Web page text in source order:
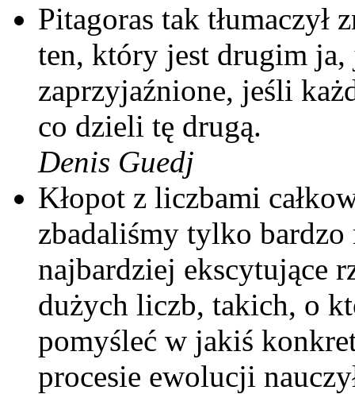
Pitagoras tak tłumaczył
ten, który jest drugim
zaprzyjaźnione, jeśli
co dzieli tę drugą.
Denis Guedj
Kłopot z liczbami
zbadaliśmy tylko bardzo
najbardziej ekscytujące
dużych liczb, takich, o
pomyśleć w jakiś
procesie ewolucji